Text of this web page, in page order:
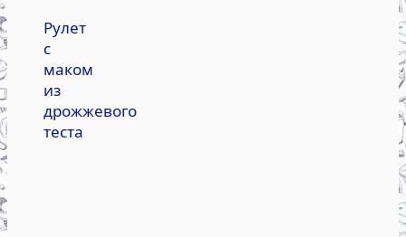
Рулет
с
маком
из
дрожжевого
теста